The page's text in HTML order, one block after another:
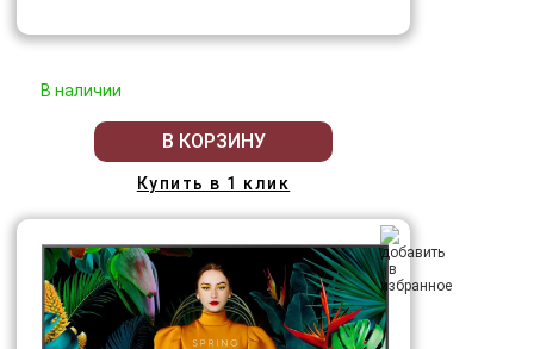
В наличии
В КОРЗИНУ
Купить в 1 клик